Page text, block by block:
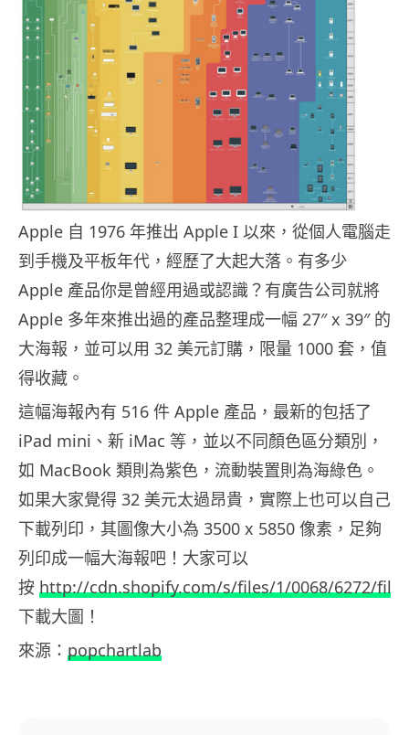
Apple 自 1976 年推出 Apple I 以來，從個人電腦走
到手機及平板年代，經歷了大起大落。有多少
Apple 產品你是曾經用過或認識？有廣告公司就將
Apple 多年來推出過的產品整理成一幅 27″ x 39″ 的
大海報，並可以用 32 美元訂購，限量 1000 套，值
得收藏。
這幅海報內有 516 件 Apple 產品，最新的包括了
iPad mini、新 iMac 等，並以不同顏色區分類別，
如 MacBook 類則為紫色，流動裝置則為海綠色。
如果大家覺得 32 美元太過昂貴，實際上也可以自己
下載列印，其圖像大小為 3500 x 5850 像素，足夠
列印成一幅大海報吧！大家可以
按 http://cdn.shopify.com/s/files/1/0068/6272/
下載大圖！
來源： popchartlab